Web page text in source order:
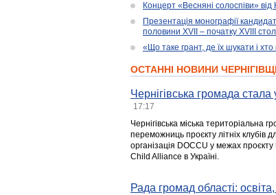
Концерт «Весняні солоспіви»
Презентація монографії
половини XVII – початку XVIII
«Що таке грант, де їх шукати і
ОСТАННІ НОВИНИ
Чернігівська громада
17:17
Чернігівська міська територіальна
переможниць проєкту літніх клубів
організація DOCCU у межах
Child Alliance в Україні.
Рада громад області: